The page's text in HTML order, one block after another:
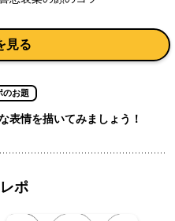
見る
のお題
表情を描いてみましょう！
ポ